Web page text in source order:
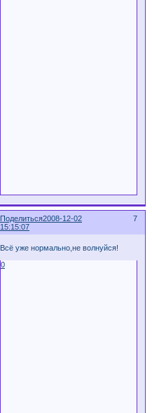
Поделиться 7
2008-12-02
15:15:07
Всё уже нормально,не волнуйся!
0